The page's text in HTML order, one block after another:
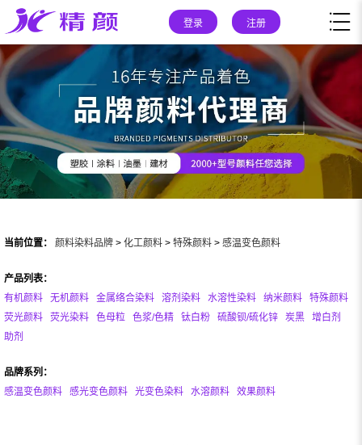
登录 注册
当前位置： 颜料染料品牌 > 化工颜料 > 特殊颜料 > 感温变色颜料
产品列表：
有机颜料
无机颜料 金属络合染料 溶剂染料 水溶性染料 纳米颜料
特殊颜料
荧光颜料
荧光染料 色母粒 色浆/色精 钛白粉 硫酸钡/硫化锌 炭黑
增白剂
助剂
品牌系列：
感温变色颜料
感光变色颜料 光变色染料 水溶颜料 效果颜料